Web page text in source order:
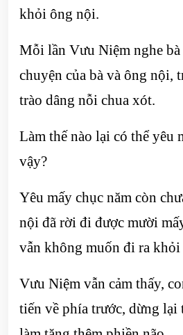
khỏi ông nội.
Mỗi lần Vưu Niệm nghe bà
chuyện của bà và ông nội,
trào dâng nỗi chua xót.
Làm thế nào lại có thể yêu
vậy?
Yêu mấy chục năm còn
nội đã rời đi được mười
vẫn không muốn đi ra khỏi
Vưu Niệm vẫn cảm thấy,
tiến về phía trước, dừng